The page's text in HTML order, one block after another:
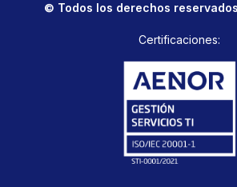
© Todos los derechos reservados
Certificaciones: